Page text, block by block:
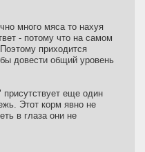
много мяса то нахуя
- потому что на самом
приходится
довести общий уровень
еще один
Этот корм явно не
в глаза они не